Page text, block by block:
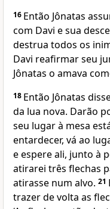
16 Então Jônatas
com Davi e sua
destrua todos os
Davi reafirmar seu
Jônatas o amava
18 Então Jônatas
da lua nova. Darão
seu lugar à mesa
entardecer, vá ao
e espere ali, junto à
atirarei três flechas
atirasse num alvo. 21
trazer de volta as